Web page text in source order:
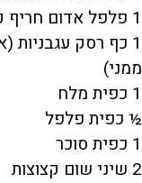
1 פלפל אדום חריף קצוץ דק (לאוהבי החריף בלבד)
1 כף רסק
ממני)
1 כפית מלח
½ כפית פלפל
1 כפית סוכר
2 שיני שום קצוצות